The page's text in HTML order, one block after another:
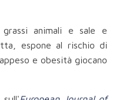
animali e sale e
espone al rischio di
e obesità giocano